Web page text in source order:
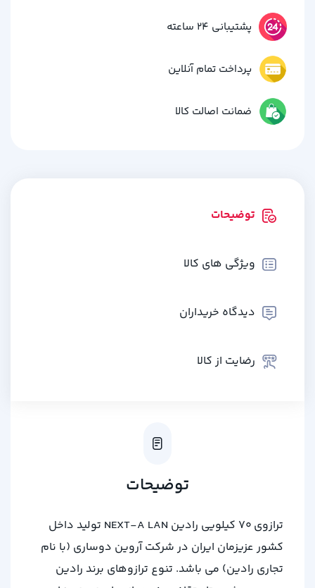
پشتیبانی 24 ساعته
پرداخت تمام آنلاین
ضمانت اصالت کالا
توضیحات
ویژگی های کالا
دیدگاه خریداران
رضایت از کالا
توضیحات
ترازوی 70 کیلویی رادین NEXT-A LAN تولید داخل
کشور عزیزمان ایران در شرکت آروین دوساری (با نام
تجاری رادین) می باشد. تنوع ترازوهای برند رادین